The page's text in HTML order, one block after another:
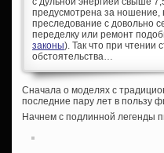
предусмотрена за ношение,
преследование с довольно
переделку или ремонт
законы). Так что при чтении
обстоятельства…
Сначала о моделях с
последние пару лет в пользу
Начнем с подлинной легенды